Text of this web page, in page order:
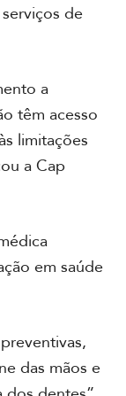
de
a
têm acesso
limitações
a Cap
em saúde
das mãos e